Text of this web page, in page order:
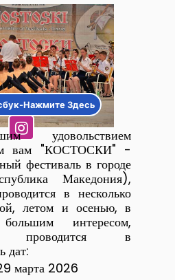
Нажмите Здесь
удовольствием
вам "КОСТОСКИ" -
фестиваль в городе
Македония),
в несколько
летом и осенью, в
интересом,
проводится в
дат:
марта 2026